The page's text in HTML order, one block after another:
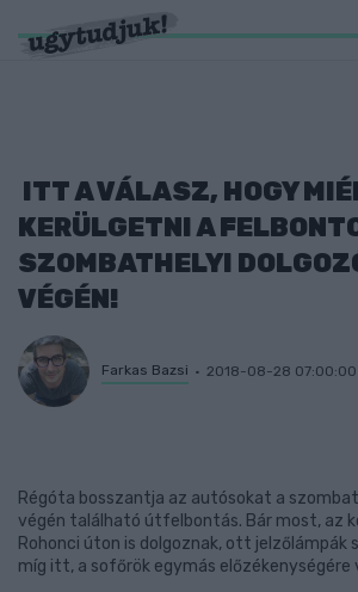
ITT A VÁLASZ, HOGY
KERÜLGETNI A
SZOMBATHELYI
VÉGÉN!
Farkas Bazsi 2018-08-28 07:00:00
Régóta bosszantja az autósokat a
végén található útfelbontás. Bár most, az
Rohonci úton is dolgoznak, ott jelzőlámpák
míg itt, a sofőrök egymás előzékenységére